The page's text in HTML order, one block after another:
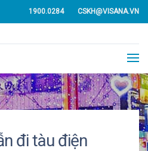
1900.0284 CSKH@VISANA.VN
đi tàu điện